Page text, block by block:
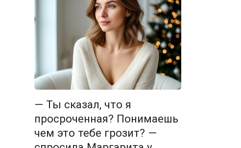
— Ты сказал, что я
просроченная? Понимаешь
чем это тебе грозит? —